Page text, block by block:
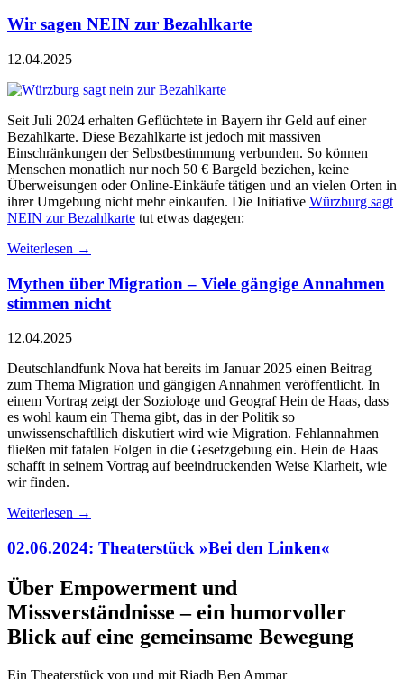
Wir sagen NEIN zur Bezahlkarte
12.04.2025
Seit Juli 2024 erhalten Geflüchtete in Bayern ihr Geld auf einer
Bezahlkarte. Diese Bezahlkarte ist jedoch mit massiven
Einschränkungen der Selbstbestimmung verbunden. So können
Menschen monatlich nur noch 50 € Bargeld beziehen, keine
Überweisungen oder Online-Einkäufe tätigen und an vielen Orten in
ihrer Umgebung nicht mehr einkaufen. Die Initiative Würzburg sagt
NEIN zur Bezahlkarte tut etwas dagegen:
Weiterlesen →
Mythen über Migration – Viele gängige Annahmen
stimmen nicht
12.04.2025
Deutschlandfunk Nova hat bereits im Januar 2025 einen Beitrag
zum Thema Migration und gängigen Annahmen veröffentlicht. In
einem Vortrag zeigt der Soziologe und Geograf Hein de Haas, dass
es wohl kaum ein Thema gibt, das in der Politik so
unwissenschaftllich diskutiert wird wie Migration. Fehlannahmen
fließen mit fatalen Folgen in die Gesetzgebung ein. Hein de Haas
schafft in seinem Vortrag auf beeindruckenden Weise Klarheit, wie
wir finden.
Weiterlesen →
02.06.2024: Theaterstück »Bei den Linken«
Über Empowerment und
Missverständnisse – ein humorvoller
Blick auf eine gemeinsame Bewegung
Ein Theaterstück von und mit Riadh Ben Ammar